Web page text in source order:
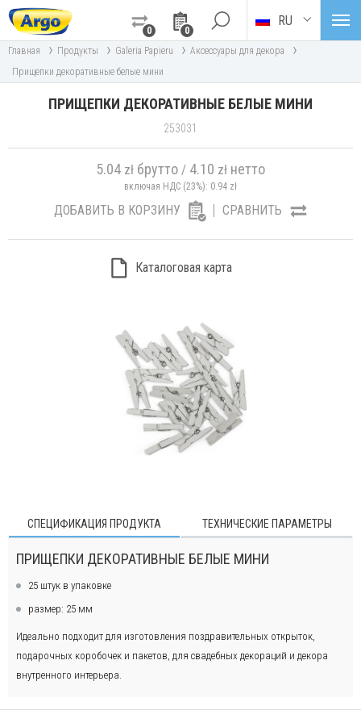
0
0
RU
Главная › Продукты › Galeria Papieru › Аксессуары для декора ›
Прищепки декоративные белые мини
ПРИЩЕПКИ ДЕКОРАТИВНЫЕ БЕЛЫЕ МИНИ
253031
5.04 zł брутто / 4.10 zł нетто
включая НДС (23%): 0.94 zł
ДОБАВИТЬ В КОРЗИНУ СРАВНИТЬ
Каталоговая карта
СПЕЦИФИКАЦИЯ ПРОДУКТА ТЕХНИЧЕСКИЕ ПАРАМЕТРЫ
ПРИЩЕПКИ ДЕКОРАТИВНЫЕ БЕЛЫЕ МИНИ
25 штук в упаковке
размер: 25 мм
Идеально подходит для изготовления поздравительных открыток,
подарочных коробочек и пакетов, для свадебных декораций и декора
внутренного интерьера.